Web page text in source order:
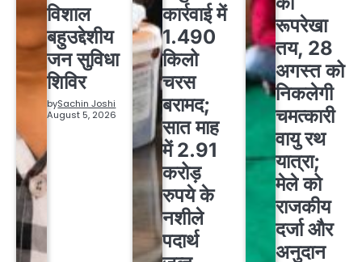
विशाल
बहुउद्देशीय
जन सुविधा
शिविर
bySachin Joshi
August 5, 2026
कार्रवाई में
1.490
किलो
चरस
बरामद;
सात माह
में 2.91
करोड़
रुपये के
नशीले
पदार्थ
रूपरेखा
तय, 28
अगस्त को
निकलेगी
चमत्कारी
वायु रथ
यात्रा;
मेले को
राजकीय
दर्जा और
अनुदान